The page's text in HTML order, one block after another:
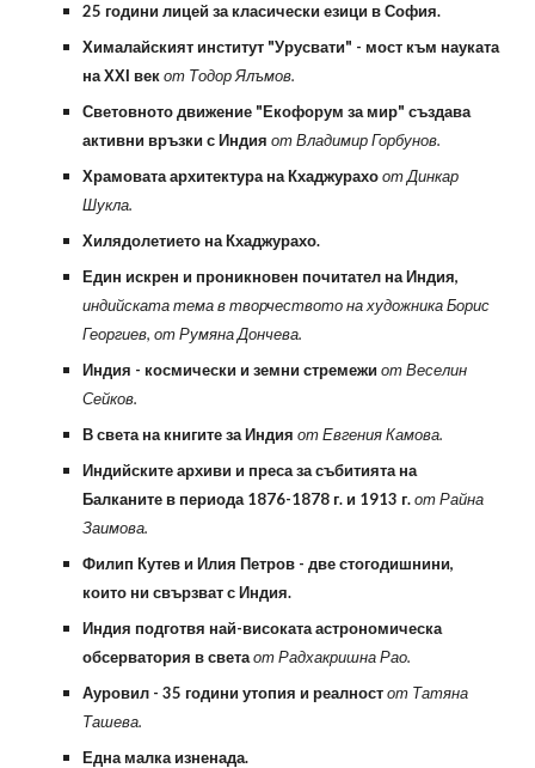
25 години лицей за класически езици в София.
Хималайският институт "Урусвати" - мост към науката
на ХХІ векот Тодор Ялъмов.
Световното движение "Екофорум за мир" създава
активни връзки с Индияот Владимир Горбунов.
Храмовата архитектура на Кхаджурахоот Динкар
Шукла.
Хилядолетието на Кхаджурахо.
Един искрен и проникновен почитател на Индия,
индийската тема в творчеството на художника Борис
Георгиев, от Румяна Дончева.
Индия - космически и земни стремежиот Веселин
Сейков.
В света на книгите за Индияот Евгения Камова.
Индийските архиви и преса за събитията на
Балканите в периода 1876-1878 г. и 1913 г.от Райна
Заимова.
Филип Кутев и Илия Петров - две стогодишнини,
които ни свързват с Индия.
Индия подготвя най-високата астрономическа
обсерватория в светаот Радхакришна Рао.
Ауровил - 35 години утопия и реалностот Татяна
Ташева.
Една малка изненада.